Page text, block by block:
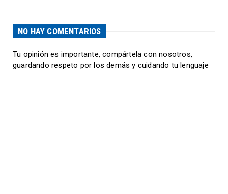
NO HAY COMENTARIOS
Tu opinión es importante, compártela con nosotros,
guardando respeto por los demás y cuidando tu lenguaje